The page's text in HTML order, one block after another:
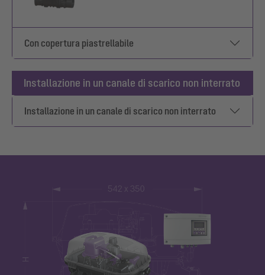
Con copertura piastrellabile
Installazione in un canale di scarico non interrato
Installazione in un canale di scarico non interrato